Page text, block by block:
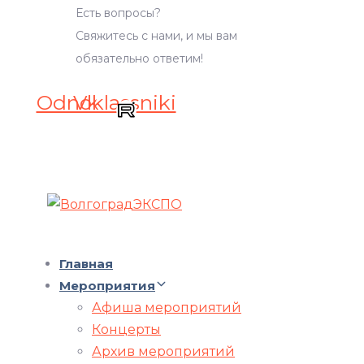
Есть вопросы?
Свяжитесь с нами, и мы вам
обязательно ответим!
Vk
Odnoklassniki
Главная
Мероприятия
Афиша мероприятий
Концерты
Архив мероприятий